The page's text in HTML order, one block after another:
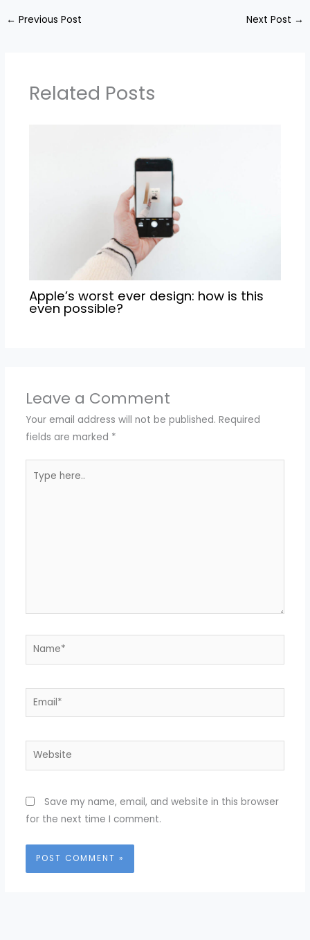
← Previous Post Next Post →
Related Posts
Apple’s worst ever design: how is this
even possible?
Leave a Comment
Your email address will not be published. Required
fields are marked *
here..
Name*
Email*
Website
Save my name, email, and website in this browser
for the next time I comment.